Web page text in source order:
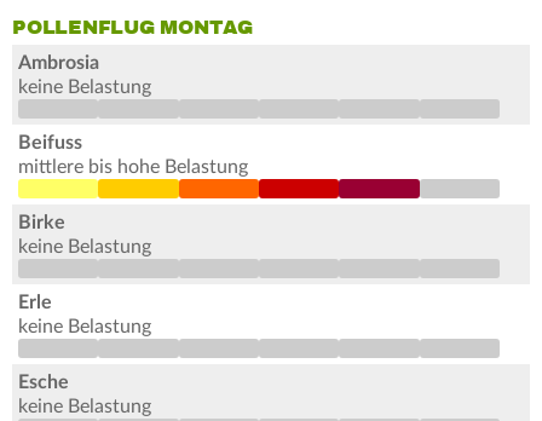
POLLENFLUG MONTAG
Ambrosia
keine Belastung
Beifuss
mittlere bis hohe Belastung
Birke
keine Belastung
Erle
keine Belastung
Esche
keine Belastung